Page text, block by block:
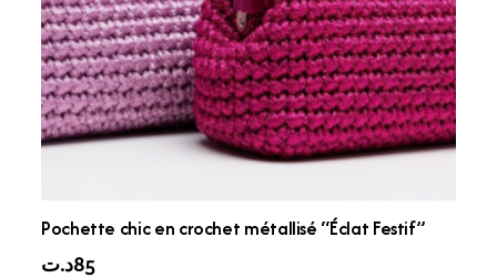
Pochette chic en crochet métallisé “Éclat Festif”
85د.ت